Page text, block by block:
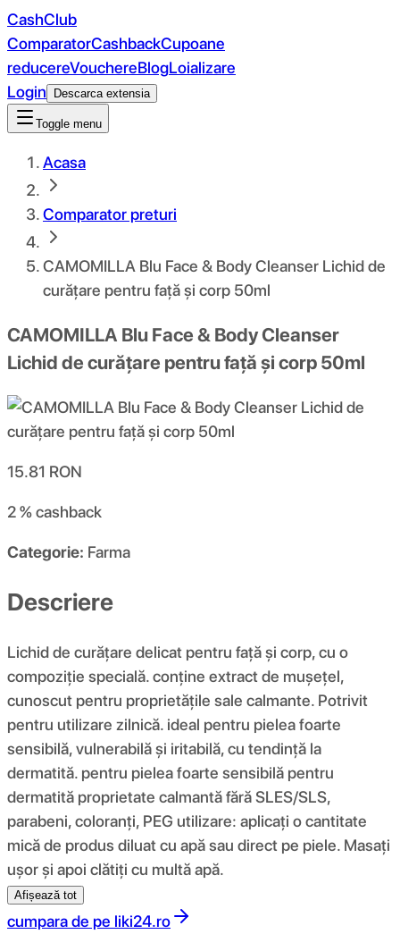
CashClub
ComparatorCashbackCupoane
reducereVouchereBlogLoializare
Login
Descarca extensia
Toggle menu
Acasa
Comparator preturi
CAMOMILLA Blu Face & Body Cleanser Lichid de
curățare pentru față și corp 50ml
CAMOMILLA Blu Face & Body Cleanser
Lichid de curățare pentru față și corp 50ml
15.81 RON
2 %cashback
Categorie: Farma
Descriere
Lichid de curățare delicat pentru față și corp, cu o
compoziție specială. conține extract de mușețel,
cunoscut pentru proprietățile sale calmante. Potrivit
pentru utilizare zilnică. ideal pentru pielea foarte
sensibilă, vulnerabilă și iritabilă, cu tendință la
dermatită. pentru pielea foarte sensibilă pentru
dermatită proprietate calmantă fără SLES/SLS,
parabeni, coloranți, PEG utilizare: aplicați o cantitate
mică de produs diluat cu apă sau direct pe piele. Masați
ușor și apoi clătiți cu multă apă.
Afișează tot
cumpara de pe liki24.ro